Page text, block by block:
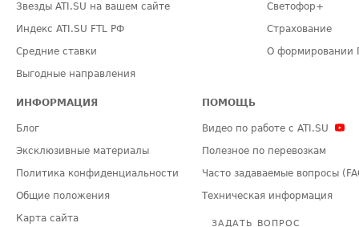
Звезды ATI.SU на вашем сайте
Индекс ATI.SU FTL РФ
Средние ставки
Выгодные направления
Светофор+
Страхование
О формировании
ИНФОРМАЦИЯ
Блог
Эксклюзивные материалы
Политика конфиденциальности
Общие положения
Карта сайта
ПОМОЩЬ
Видео по работе с ATI.SU
Полезное по перевозкам
Часто задаваемые вопросы
Техническая информация
ЗАДАТЬ ВОПРОС